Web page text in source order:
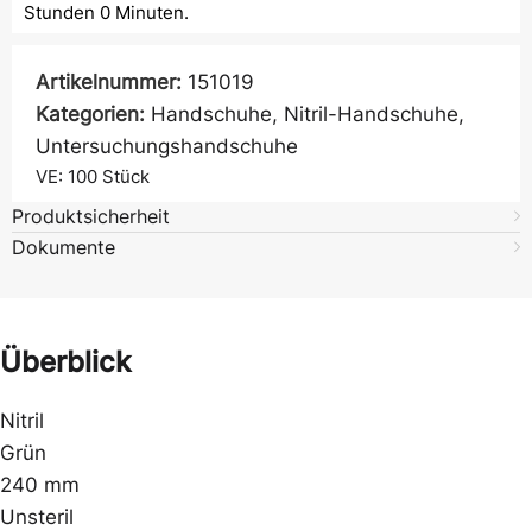
Stunden 0 Minuten.
Artikelnummer: 151019
Kategorien: Handschuhe, Nitril-Handschuhe,
Untersuchungshandschuhe
VE: 100 Stück
Produktsicherheit
Dokumente
Überblick
Nitril
Grün
240 mm
Unsteril